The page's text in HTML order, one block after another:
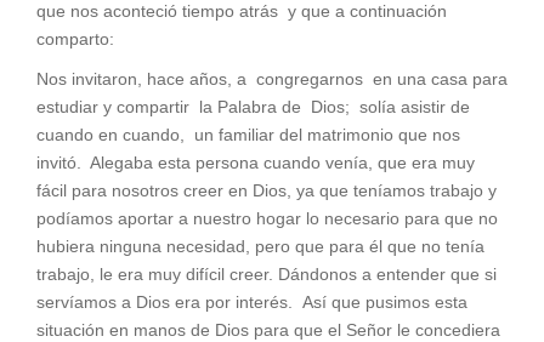
que nos aconteció tiempo atrás y que a continuación
comparto:
Nos invitaron, hace años, a congregarnos en una casa para
estudiar y compartir la Palabra de Dios; solía asistir de
cuando en cuando, un familiar del matrimonio que nos
invitó. Alegaba esta persona cuando venía, que era muy
fácil para nosotros creer en Dios, ya que teníamos trabajo y
podíamos aportar a nuestro hogar lo necesario para que no
hubiera ninguna necesidad, pero que para él que no tenía
trabajo, le era muy difícil creer. Dándonos a entender que si
servíamos a Dios era por interés. Así que pusimos esta
situación en manos de Dios para que el Señor le concediera